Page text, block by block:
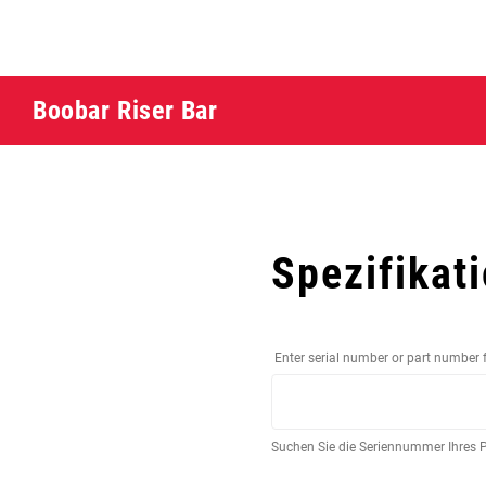
Boobar Riser Bar
Enter serial number or part number
Suchen Sie die Seriennummer Ihres